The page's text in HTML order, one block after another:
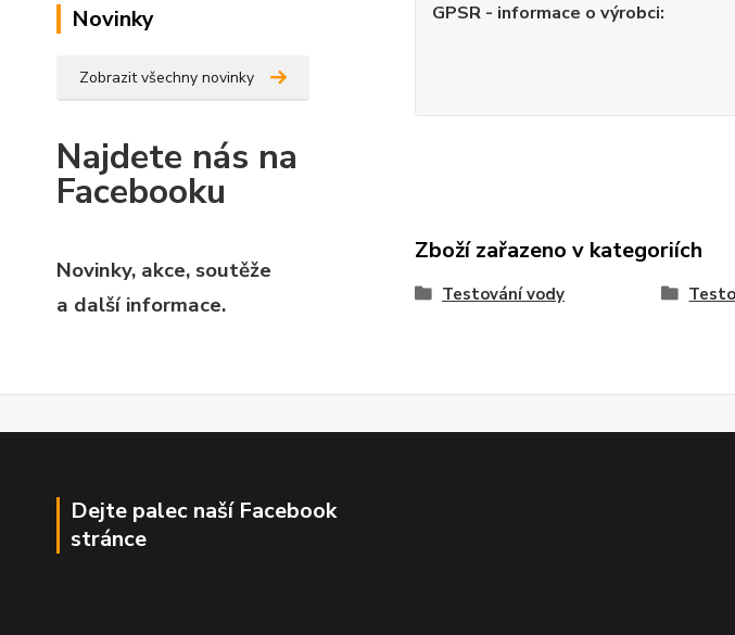
Novinky
Zobrazit všechny novinky
Najdete nás na
Facebooku
Novinky, akce, soutěže
a další informace.
GPSR - informace o výrobci
Zboží zařazeno v kategoriích
Testování vody
Dejte palec naší Facebook
stránce